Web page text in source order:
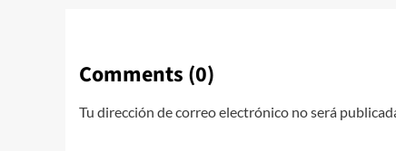
Comments (0)
Tu dirección de correo electrónico no será